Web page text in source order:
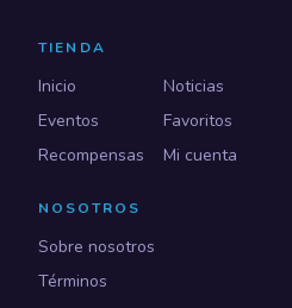
TIENDA
Inicio
Noticias
Eventos
Favoritos
Recompensas
Mi cuenta
NOSOTROS
Sobre nosotros
Términos